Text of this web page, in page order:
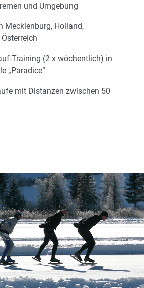
und Umgebung
Mecklenburg, Holland,
Training (2 x wöchentlich) in
„Paradice“
mit Distanzen zwischen 50